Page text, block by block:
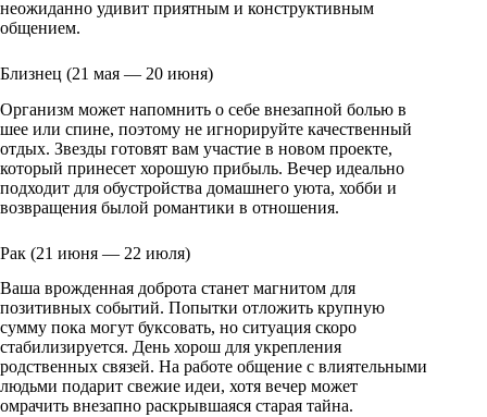
неожиданно удивит приятным и конструктивным
общением.
Близнец (21 мая — 20 июня)
Организм может напомнить о себе внезапной болью в
шее или спине, поэтому не игнорируйте качественный
отдых. Звезды готовят вам участие в новом проекте,
который принесет хорошую прибыль. Вечер идеально
подходит для обустройства домашнего уюта, хобби и
возвращения былой романтики в отношения.
Рак (21 июня — 22 июля)
Ваша врожденная доброта станет магнитом для
позитивных событий. Попытки отложить крупную
сумму пока могут буксовать, но ситуация скоро
стабилизируется. День хорош для укрепления
родственных связей. На работе общение с влиятельными
людьми подарит свежие идеи, хотя вечер может
омрачить внезапно раскрывшаяся старая тайна.